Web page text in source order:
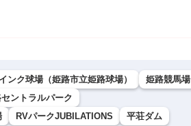
ンク球場（姫路市立姫路球場）
姫路競馬場
ントラルパーク
RVパークJUBILATIONS 平荘ダム